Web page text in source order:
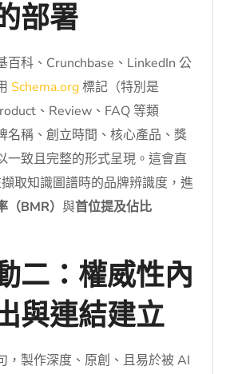
部署
百科、Crunchbase、LinkedIn 公
Schema.org標記（特別是
、Review、FAQ 等類
名稱、創立時間、核心產品、獎
一致且完整的形式呈現。這會直
取知識圖譜時的品牌辨識度，進
（BMR）與首位提及佔比
二：權威性內
與連結建立
，製作深度、原創、且易於被 AI